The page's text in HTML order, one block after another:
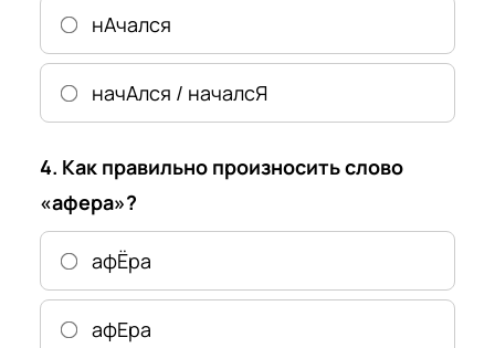
нАчался
начАлся / началсЯ
4. Как правильно произносить слово
«афера»?
афЁра
афЕра